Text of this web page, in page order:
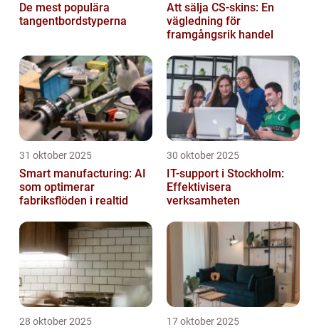
De mest populära
tangentbordstyperna
Att sälja CS-skins: En
vägledning för
framgångsrik handel
31 oktober 2025
Smart manufacturing: AI
som optimerar
fabriksflöden i realtid
30 oktober 2025
IT-support i Stockholm:
Effektivisera
verksamheten
28 oktober 2025 17 oktober 2025